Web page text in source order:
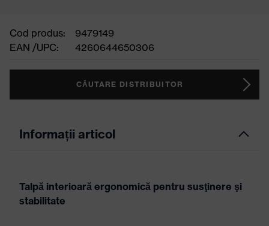
Cod produs:
9479149
EAN /UPC:
4260644650306
CĂUTARE DISTRIBUITOR
Informații articol
Talpă interioară ergonomică pentru susţinere şi
stabilitate